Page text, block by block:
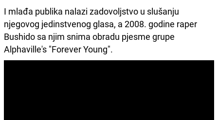
I mlađa publika nalazi zadovoljstvo u slušanju
njegovog jedinstvenog glasa, a 2008. godine raper
Bushido sa njim snima obradu pjesme grupe
Alphaville's "Forever Young".